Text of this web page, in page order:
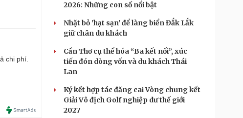
chi phí.
2026: Những con số nổi bật
Nhặt bỏ 'hạt sạn' để làng biển Đắk Lắk
giữ chân du khách
Cần Thơ cụ thể hóa “Ba kết nối”, xúc
tiến đón dòng vốn và du khách Thái
Lan
Ký kết hợp tác đăng cai Vòng chung kết
Giải Vô địch Golf nghiệp dư thế giới
2027